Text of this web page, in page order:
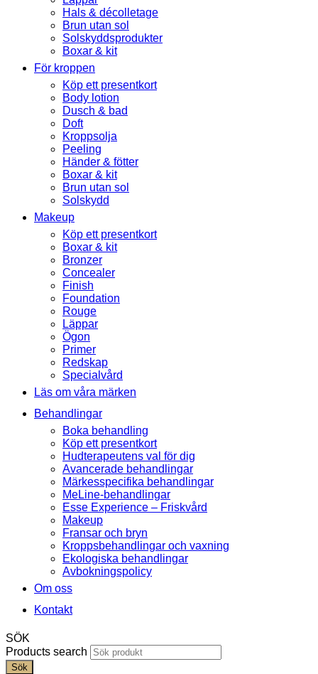
Hals & décolletage
Brun utan sol
Solskyddsprodukter
Boxar & kit
För kroppen
Köp ett presentkort
Body lotion
Dusch & bad
Doft
Kroppsolja
Peeling
Händer & fötter
Boxar & kit
Brun utan sol
Solskydd
Makeup
Köp ett presentkort
Boxar & kit
Bronzer
Concealer
Finish
Foundation
Rouge
Läppar
Ögon
Primer
Redskap
Specialvård
Läs om våra märken
Behandlingar
Boka behandling
Köp ett presentkort
Hudterapeutens val för dig
Avancerade behandlingar
Märkesspecifika behandlingar
MeLine-behandlingar
Esse Experience – Friskvård
Makeup
Fransar och bryn
Kroppsbehandlingar och vaxning
Ekologiska behandlingar
Avbokningspolicy
Om oss
Kontakt
SÖK
Products search
Sök